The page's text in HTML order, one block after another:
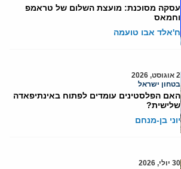
עסקה מסוכנת: מועצת השלום של טראמפ
וחמאס
ח'אלד אבו טועמה
2 אוגוסט, 2026
בטחון ישראל
האם הפלסטינים עומדים לפתוח באינתיפאדה
שלישית?
יוני בן-מנחם
30 יולי, 2026